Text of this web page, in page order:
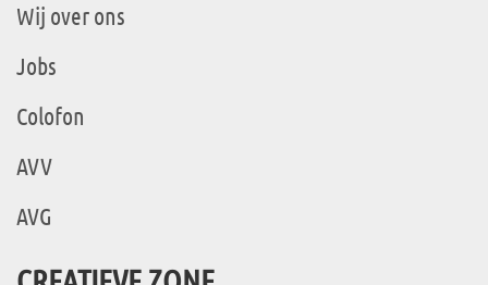
Wij over ons
Jobs
Colofon
AVV
AVG